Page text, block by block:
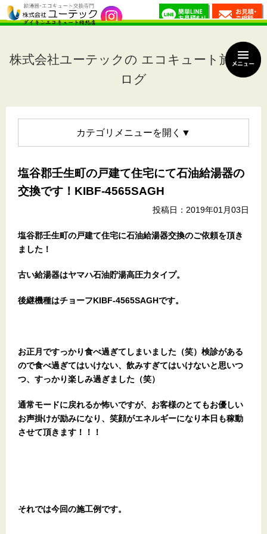
株式会社ユーテックの エコキュート施工ブ
ログ
カテゴリメニュー
塩谷郡壬生町の戸建て住宅にて石油給湯器の
交換です！KIBF-4565SAGH
投稿日：2019年01月03日
塩谷郡壬生町の戸建て住宅に石油給湯器交換のご依頼を頂き
ました！
古い給湯器はヤマハ石油貯湯高圧力タイプ。
後継機種はチョーフKIBF-4565SAGHです。
お正月ですっかり食べ過ぎてしまいました（笑）検診がある
ので食べ過ぎてはいけない、飲みすぎてはいけないと思いつ
つ、すっかり楽しみ過ぎました（笑）
通常モードに戻れるか怖いですが、お客様のとてもお優しい
お声掛けが励みになり、笑顔がエネルギーになり本日も稼動
させて頂きます！！！
それでは今回の施工例です。